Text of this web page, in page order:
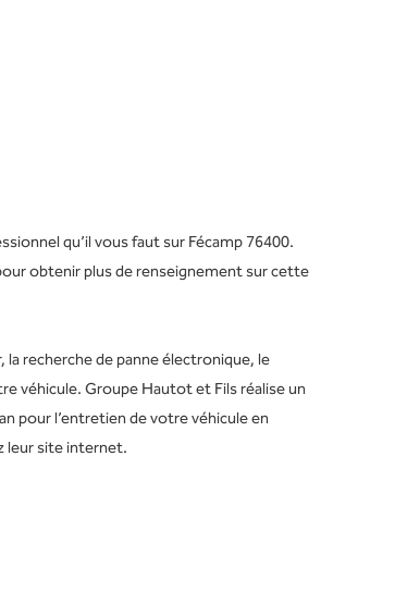
qu’il vous faut sur Fécamp 76400.
obtenir plus de renseignement sur cette
recherche de panne électronique, le
véhicule. Groupe Hautot et Fils réalise un
pour l’entretien de votre véhicule en
leur site internet.